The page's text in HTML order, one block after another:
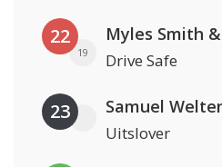
22
19
Myles Smith
Drive Safe
23 Samuel
Uitslover